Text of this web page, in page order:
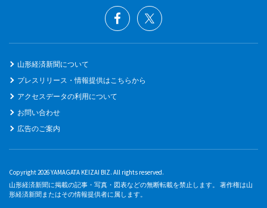
山形経済新聞について
プレスリリース・情報提供はこちらから
アクセスデータの利用について
お問い合わせ
広告のご案内
Copyright 2026 YAMAGATA KEIZAI BIZ. All rights reserved.
山形経済新聞に掲載の記事・写真・図表などの無断転載を禁止します。 著作権は山
形経済新聞またはその情報提供者に属します。